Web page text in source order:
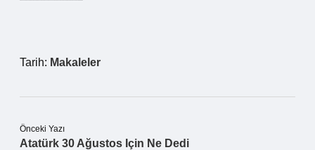
Tarih: Makaleler
Önceki Yazı
Atatürk 30 Ağustos Için Ne Dedi